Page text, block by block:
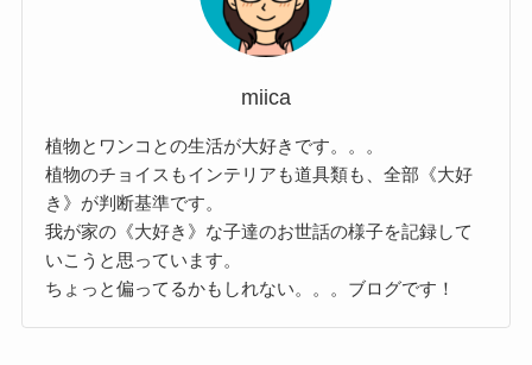
miica
植物とワンコとの生活が大好きです。。。
植物のチョイスもインテリアも道具類も、全部《大好
き》が判断基準です。
我が家の《大好き》な子達のお世話の様子を記録して
いこうと思っています。
ちょっと偏ってるかもしれない。。。ブログです！